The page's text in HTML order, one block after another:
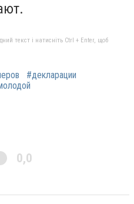
текст і натисніть Ctrl + Enter, щоб
#декларации
0,0